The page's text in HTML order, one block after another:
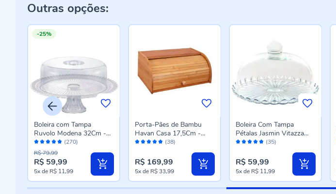
Outras opções:
-25%
Avaliação:
98%
(270)
Boleira com Tampa
Ruvolo Modena 32Cm -
Vidro Transparente
Preço
especial
R$ 59,99
R$ 79,99
5xde R$ 11,99
Avaliação: (38)
Porta-Pães de Bambu
Havan Casa 17,5Cm -
Bambu
R$ 169,99
5xde R$ 33,99
Avaliação: (35)
Boleira Com Tampa
Pétalas Jasmin Vitazza
24Cm - Vidro
R$ 59,99
5xde R$ 11,99